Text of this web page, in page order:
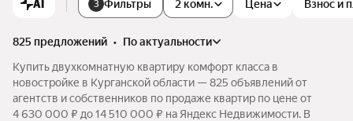
AI 3 Фильтры Цена Взнос и
2 комн.
825 предложений •
по актуальности
Купить двухкомнатную квартиру комфорт класса в
новостройке в Курганской области — 825 объявлений от
агентств и собственников по продаже квартир по цене от
4 630 000 ₽ до 14 510 000 ₽ на Яндекс Недвижимости. В